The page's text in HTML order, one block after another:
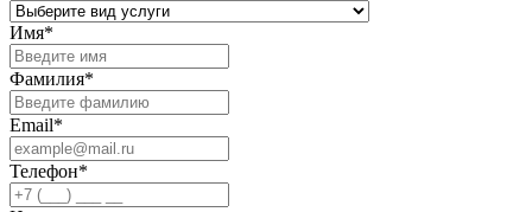
Имя*
Фамилия*
Email*
Телефон*